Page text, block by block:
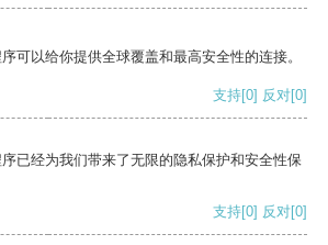
可以给你提供全球覆盖和最高安全性的连接。
支持[0] 反对[0]
已经为我们带来了无限的隐私保护和安全性保
支持[0] 反对[0]